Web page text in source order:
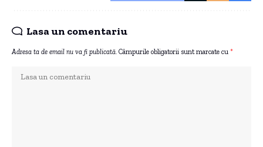
Lasa un comentariu
Adresa ta de email nu va fi publicată. Câmpurile obligatorii sunt marcate cu *